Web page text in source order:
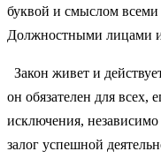
буквой и смыслом всеми
Должностными лицами
Закон живет и
он обязателен для всех,
исключения,
залог успешной